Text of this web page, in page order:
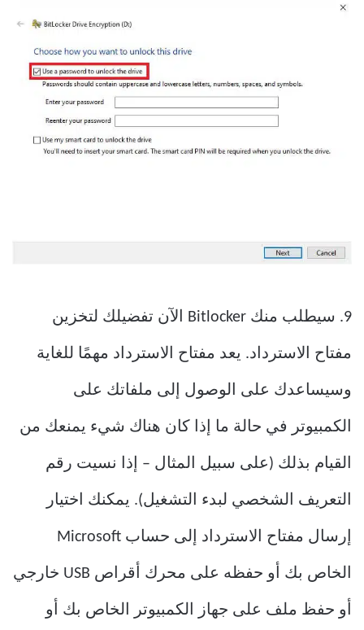
9. سيطلب منك Bitlocker الآن تفضيلك لتخزين
مفتاح الاسترداد. يعد مفتاح الاسترداد مهمًا للغاية
وسيساعدك على الوصول إلى ملفاتك على
الكمبيوتر في حالة ما إذا كان هناك شيء يمنعك من
القيام بذلك (على سبيل المثال – إذا نسيت رقم
التعريف الشخصي لبدء التشغيل). يمكنك اختيار
إرسال مفتاح الاسترداد إلى حساب Microsoft
الخاص بك أو حفظه على محرك أقراص USB خارجي
أو حفظ ملف على جهاز الكمبيوتر الخاص بك أو